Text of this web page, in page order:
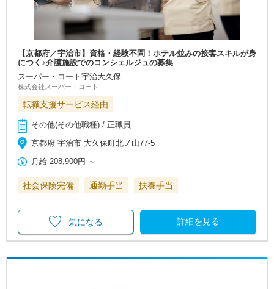
【京都府／宇治市】資格・経験不問！ホテル並みの接客スキルが身
につく♪介護施設でのコンシェルジュの募集
スーパー・コート宇治大久保
株式会社スーパー・コート
転職支援サービス経由
その他(その他職種) / 正職員
京都府 宇治市 大久保町北ノ山77-5
月給 208,900円 ～
社会保険完備 通勤手当 扶養手当
詳細を見る
気になる